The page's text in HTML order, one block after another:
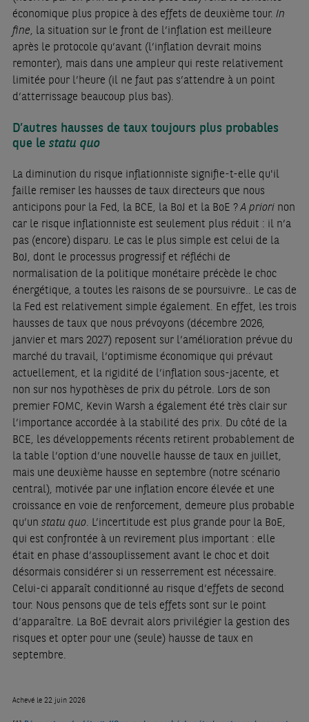
économique plus propice à des effets de deuxième tour. In
fine , la situation sur le front de l’inflation est meilleure
après le protocole qu’avant (l’inflation devrait moins
remonter), mais dans une ampleur qui reste relativement
limitée pour l’heure (il ne faut pas s’attendre à un point
d’atterrissage beaucoup plus bas).
D’autres hausses de taux toujours plus probables
que lestatu quo
La diminution du risque inflationniste signifie-t-elle qu'il
faille remiser les hausses de taux directeurs que nous
anticipons pour la Fed, la BCE, la BoJ et la BoE ?A priorinon
car le risque inflationniste est seulement plus réduit : il n’a
pas (encore) disparu. Le cas le plus simple est celui de la
BoJ, dont le processus progressif et réfléchi de
normalisation de la politique monétaire précède le choc
énergétique, a toutes les raisons de se poursuivre.. Le cas de
la Fed est relativement simple également. En effet, les trois
hausses de taux que nous prévoyons (décembre 2026,
janvier et mars 2027) reposent sur l’amélioration prévue du
marché du travail, l’optimisme économique qui prévaut
actuellement, et la rigidité de l’inflation sous-jacente, et
non sur nos hypothèses de prix du pétrole. Lors de son
premier FOMC, Kevin Warsh a également été très clair sur
l’importance accordée à la stabilité des prix. Du côté de la
BCE, les développements récents retirent probablement de
la table l’option d’une nouvelle hausse de taux en juillet,
mais une deuxième hausse en septembre (notre scénario
central), motivée par une inflation encore élevée et une
croissance en voie de renforcement, demeure plus probable
qu’un statu quo. L’incertitude est plus grande pour la BoE,
qui est confrontée à un revirement plus important : elle
était en phase d’assouplissement avant le choc et doit
désormais considérer si un resserrement est nécessaire.
Celui-ci apparaît conditionné au risque d’effets de second
tour. Nous pensons que de tels effets sont sur le point
d’apparaître. La BoE devrait alors privilégier la gestion des
risques et opter pour une (seule) hausse de taux en
septembre.
Achevé le 22 juin 2026